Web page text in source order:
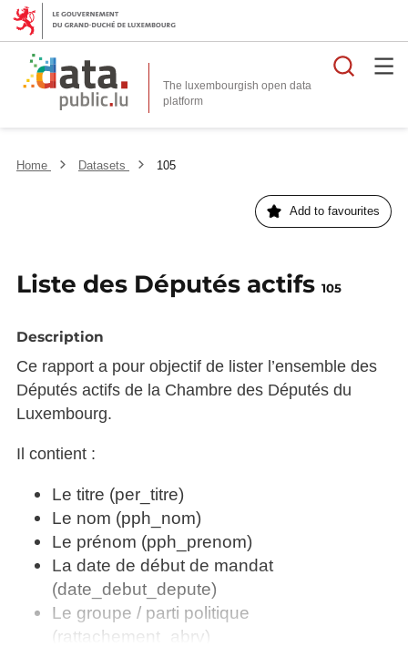
The luxembourgish open data
platform
Home Datasets 105
Add to favourites
Liste des Députés actifs 105
Description
Ce rapport a pour objectif de lister l’ensemble des
Députés actifs de la Chambre des Députés du
Luxembourg.
Il contient :
Le titre (per_titre)
Le nom (pph_nom)
Le prénom (pph_prenom)
La date de début de mandat
(date_debut_depute)
Le groupe / parti politique
(rattachement_abrv)